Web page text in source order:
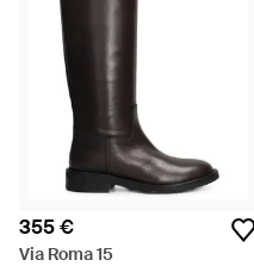
355 €
Via Roma 15